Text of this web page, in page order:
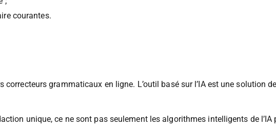
;
;
correcteurs grammaticaux en ligne. L’outil basé sur l’IA est une solution